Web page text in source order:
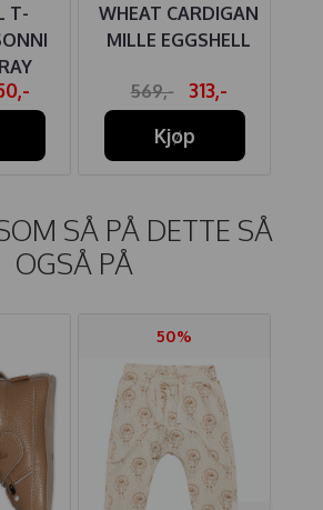
T-
WHEAT CARDIGAN
MILLE EGGSHELL
569,-
313,-
Kjøp
SÅ PÅ DETTE SÅ
OGSÅ PÅ
50%